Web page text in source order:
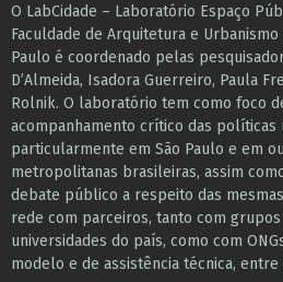
O LabCidade – Laboratório Espaço
Faculdade de Arquitetura e Urbanismo
Paulo é coordenado pelas
D’Almeida, Isadora Guerreiro, Paula
Rolnik. O laboratório tem como foco
acompanhamento crítico das políticas
particularmente em São Paulo e ​em
metropolitanas brasileiras, assim
debate público a respeito das
r​e​de com parceiros, tanto com
universidades do país, como com
modelo e de assistência técnica​, entre